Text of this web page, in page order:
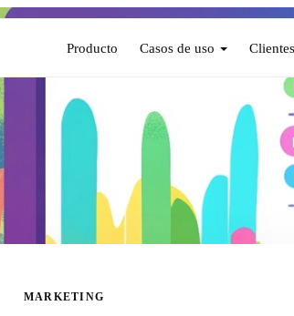
Producto Casos de uso Clientes
MARKETING